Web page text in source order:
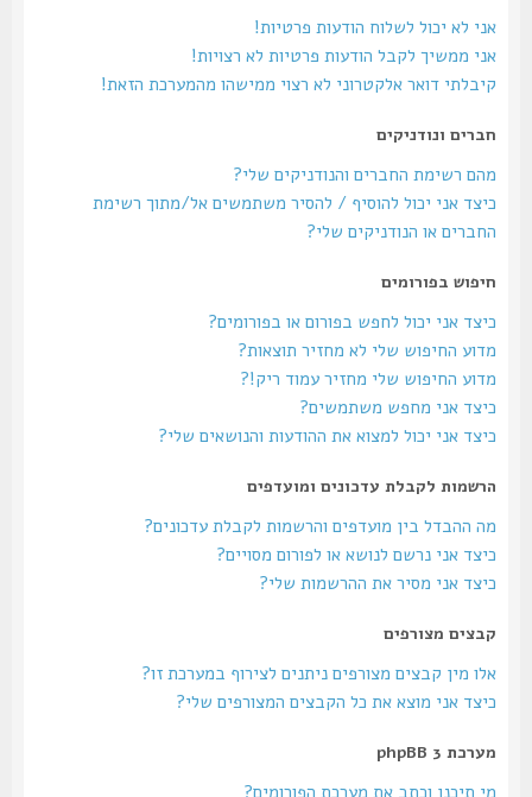
אני לא יכול לשלוח הודעות פרטיות!
אני ממשיך לקבל הודעות פרטיות לא רצויות!
קיבלתי דואר אלקטרוני לא רצוי ממישהו מהמערכת הזאת!
חברים ונודניקים
מהם רשימת החברים והנודניקים שלי?
כיצד אני יכול להוסיף / להסיר משתמשים אל/מתוך רשימת
החברים או הנודניקים שלי?
חיפוש בפורומים
כיצד אני יכול לחפש בפורום או בפורומים?
מדוע החיפוש שלי לא מחזיר תוצאות?
מדוע החיפוש שלי מחזיר עמוד ריק!?
כיצד אני מחפש משתמשים?
כיצד אני יכול למצוא את ההודעות והנושאים שלי?
הרשמות לקבלת עדכונים ומועדפים
מה ההבדל בין מועדפים והרשמות לקבלת עדכונים?
כיצד אני נרשם לנושא או לפורום מסויים?
כיצד אני מסיר את ההרשמות שלי?
קבצים מצורפים
אלו מין קבצים מצורפים ניתנים לצירוף במערכת זו?
כיצד אני מוצא את כל הקבצים המצורפים שלי?
מערכת phpBB 3
מי תיכנן וכתב את מערכת הפורומים?